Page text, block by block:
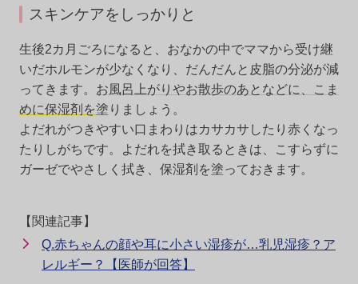
スキンケアをしっかりと
生後2カ月ごろになると、おなかの中でママから受け継
いだホルモンが少なくなり、だんだんと皮脂の分泌が減
ってきます。 お風呂上がりやお散歩のあとなどに、こま
めに保湿剤を塗りましょう。
よだれがつきやすい口まわりはカサカサしたり赤くなっ
たりしがちです。よだれを拭き取るときは、こすらずに
ガーゼでやさしく拭き、保湿剤を塗っておきます。
【関連記事】
Q.赤ちゃんの顔や耳に小さい湿疹が…乳児湿疹？ア
レルギー？【医師が回答】